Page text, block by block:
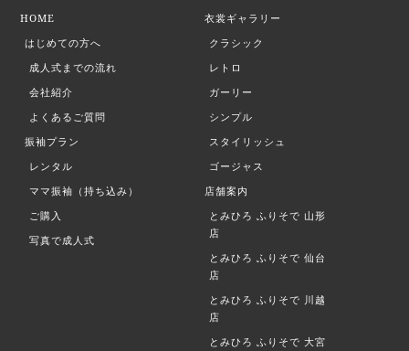
HOME
はじめての方へ
成人式までの流れ
会社紹介
よくあるご質問
振袖プラン
レンタル
ママ振袖（持ち込み）
ご購入
写真で成人式
衣裳ギャラリー
クラシック
レトロ
ガーリー
シンプル
スタイリッシュ
ゴージャス
店舗案内
とみひろ ふりそで 山形
店
とみひろ ふりそで 仙台
店
とみひろ ふりそで 川越
店
とみひろ ふりそで 大宮